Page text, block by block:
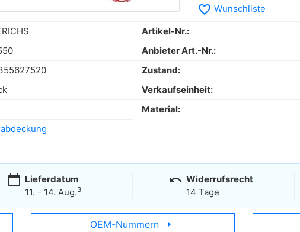
favorite_border Wunschliste
Artikel-Nr.:
Anbieter Art.-Nr.:
Zustand:
Verkaufseinheit:
Material:
calendar_today Lieferdatum
11. - 14. Aug.3
undo Widerrufsrecht
14 Tage
OEM-Nummern arrow_right